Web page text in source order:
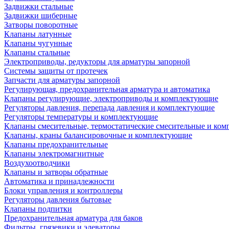
Задвижки стальные
Задвижки шиберные
Затворы поворотные
Клапаны латунные
Клапаны чугунные
Клапаны стальные
Электроприводы, редукторы для арматуры запорной
Системы защиты от протечек
Запчасти для арматуры запорной
Регулирующая, предохранительная арматура и автоматика
Клапаны регулирующие, электроприводы и комплектующие
Регуляторы давления, перепада давления и комплектующие
Регуляторы температуры и комплектующие
Клапаны смесительные, термостатические смесительные и
Клапаны, краны балансировочные и комплектующие
Клапаны предохранительные
Клапаны электромагнитные
Воздухоотводчики
Клапаны и затворы обратные
Автоматика и принадлежности
Блоки управления и контроллеры
Регуляторы давления бытовые
Клапаны подпитки
Предохранительная арматура для баков
Фильтры, грязевики и элеваторы